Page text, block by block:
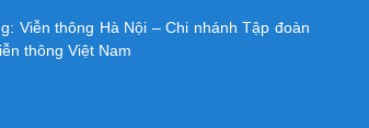
Viễn thông Hà Nội – Chi nhánh Tập đoàn
thông Việt Nam